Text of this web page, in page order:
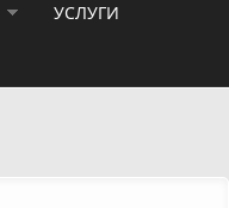
УСЛУГИ